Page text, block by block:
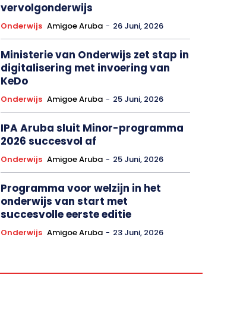
vervolgonderwijs
Onderwijs Amigoe Aruba - 26 Juni, 2026
Ministerie van Onderwijs zet stap in
digitalisering met invoering van
KeDo
Onderwijs Amigoe Aruba - 25 Juni, 2026
IPA Aruba sluit Minor-programma
2026 succesvol af
Onderwijs Amigoe Aruba - 25 Juni, 2026
Programma voor welzijn in het
onderwijs van start met
succesvolle eerste editie
Onderwijs Amigoe Aruba - 23 Juni, 2026